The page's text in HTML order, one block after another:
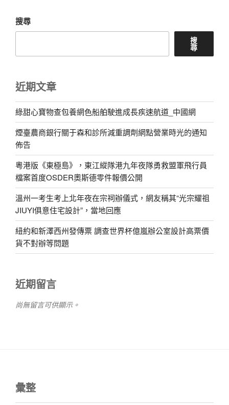
搜尋
搜
尋
近期文章
綠甜心寶物查包養網色船舶駛進成長疾速航道_中國網
煙臺農商銀行關于森和診所減重調劑網點營業時光的通知
佈告
粵港版《東極島》，東江縱隊港九年夜隊勇救盟軍飛行員
檔案首度OSDER奧斯德零件報價公開
溫州一考生考上北年夜在宗祠辦儀式，網友稱其“光宗耀祖
JIUYI俱意住宅設計”，當地回應
紐約和新澤西州發傳票 調查世界杯億嵐辦公室設計高票價
貨不對辦等問題
近期留言
尚無留言可供顯示。
彙整